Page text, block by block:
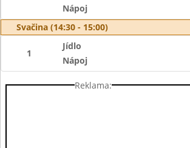
Nápoj
Svačina (14:30 - 15:00)
1
Jídlo
Nápoj
Reklama: